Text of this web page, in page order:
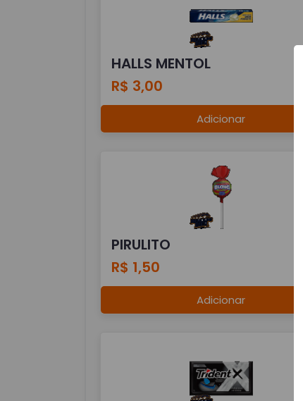
HALLS MENTOL
R$ 3,00
Adicionar
PIRULITO
R$ 1,50
Adicionar